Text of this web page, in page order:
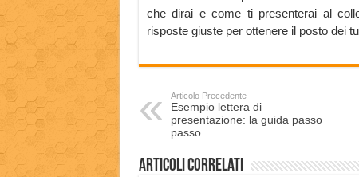
che dirai e come ti presenterai al
risposte giuste per ottenere il posto dei
Articolo Precedente
Esempio lettera di
presentazione: la guida passo
passo
Articoli correlati